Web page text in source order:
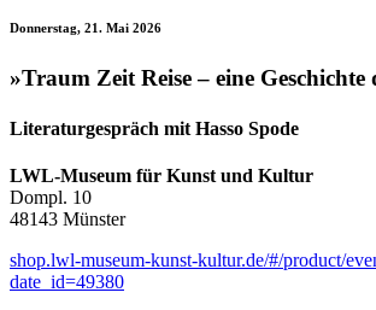
Donnerstag, 21. Mai 2026
»Traum Zeit Reise – eine Geschichte
Literaturgespräch mit Hasso Spode
LWL-Museum für Kunst und Kultur
Dompl. 10
48143 Münster
shop.lwl-museum-kunst-kultur.de/#/product/
date_id=49380